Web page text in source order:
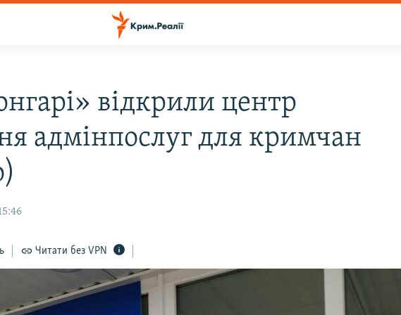
відкрили центр
адмінпослуг для кримчан
Читати без VPN